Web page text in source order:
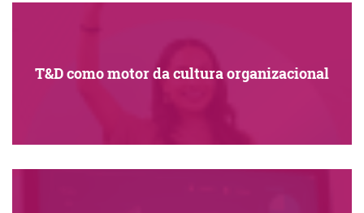
T&D como motor da cultura organizacional